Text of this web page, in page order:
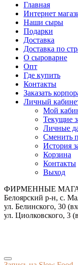
Главная
Интернет
Наши сыры
Подарки
Доставка
Доставка по
О сыроварне
Опт
Где купить
Контакты
Заказать
Личный
Мой
Текущие
Личные
Сменить
История
Корзина
Контакты
Выход
ФИРМЕННЫЕ
Белоярский р-н, с.
ул. Белинского, 30
ул. Циолковского, 3